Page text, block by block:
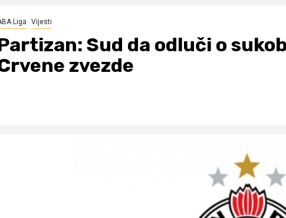
Liga Vijesti
Sud da odluči o
zvezde